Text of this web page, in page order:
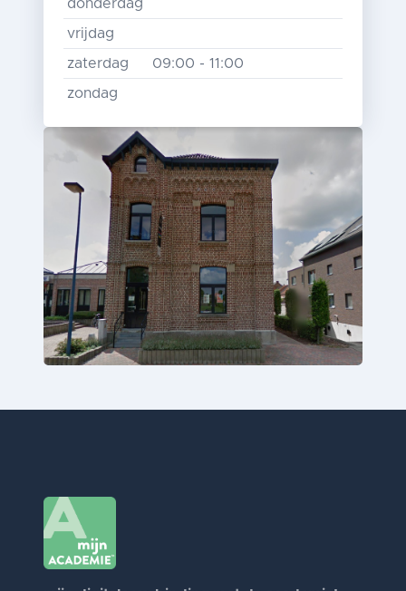
donderdag
vrijdag
zaterdag 09:00 - 11:00
zondag